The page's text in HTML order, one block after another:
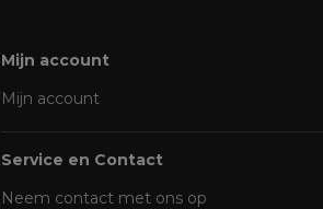
Mijn account
Mijn account
Service en Contact
Neem contact met ons op